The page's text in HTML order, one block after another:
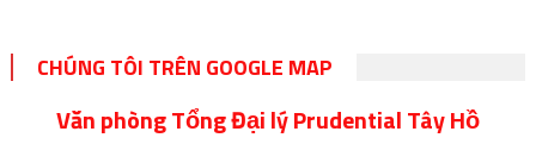
CHÚNG TÔI TRÊN GOOGLE MAP
Văn phòng Tổng Đại lý Prudential Tây Hồ